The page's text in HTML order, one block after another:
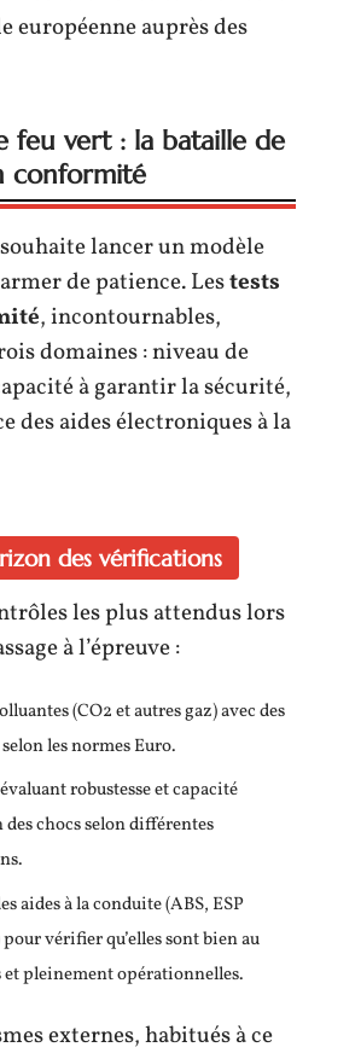
européenne auprès des
feu vert : la bataille de
conformité
lancer un modèle
de patience. Lestests
, incontournables,
domaines : niveau de
à garantir la sécurité,
des aides électroniques à la
des vérifications
les plus attendus lors
à l’épreuve :
(CO2 et autres gaz) avec des
les normes Euro.
robustesse et capacité
des chocs selon différentes
aides à la conduite (ABS, ESP
vérifier qu’elles sont bien au
pleinement opérationnelles.
externes, habitués à ce